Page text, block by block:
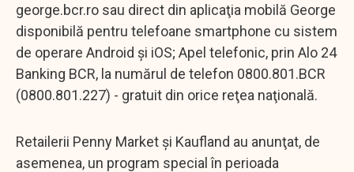
george.bcr.ro sau direct din aplicaţia mobilă George
disponibilă pentru telefoane smartphone cu sistem
de operare Android şi iOS; Apel telefonic, prin Alo 24
Banking BCR, la numărul de telefon 0800.801.BCR
(0800.801.227) - gratuit din orice reţea naţională.
Retailerii Penny Market şi Kaufland au anunţat, de
asemenea, un program special în perioada